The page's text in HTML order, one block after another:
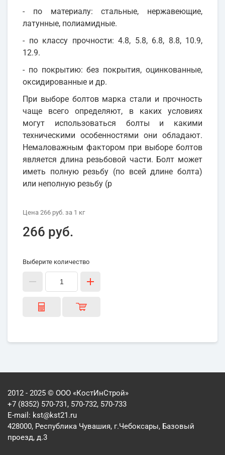
- по материалу: стальные, нержавеющие,
латунные, полиамидные.
- по классу прочности: 4.8, 5.8, 6.8, 8.8, 10.9,
12.9.
- по покрытию: без покрытия, оцинкованные,
оксидированные и др.
При выборе болтов марка стали и прочность
чаще всего определяют, в каких условиях
могут использоваться болты и какими
техническими особенностями они обладают.
Немаловажным фактором при выборе болтов
является длина резьбовой части. Болт может
иметь полную резьбу (по всей длине болта)
или неполную резьбу (р
Цена 266 руб. за 1 кг
266 руб.
Выберите количество
2012 - 2025 © ООО «КостИнСтрой»
+7 (8352) 570-731, 570-732, 570-733
E-mail: kst@kst21.ru
428000, Республика Чувашия, г.Чебоксары, Базовый
проезд, д.3